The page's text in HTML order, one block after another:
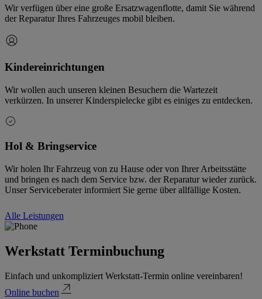
Wir verfügen über eine große Ersatzwagenflotte, damit Sie während
der Reparatur Ihres Fahrzeuges mobil bleiben.
Kindereinrichtungen
Wir wollen auch unseren kleinen Besuchern die Wartezeit
verkürzen. In unserer Kinderspielecke gibt es einiges zu entdecken.
Hol & Bringservice
Wir holen Ihr Fahrzeug von zu Hause oder von Ihrer Arbeitsstätte
und bringen es nach dem Service bzw. der Reparatur wieder zurück.
Unser Serviceberater informiert Sie gerne über allfällige Kosten.
Alle Leistungen
Werkstatt Terminbuchung
Einfach und unkompliziert Werkstatt-Termin online vereinbaren!
Online buchen